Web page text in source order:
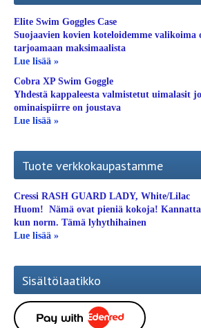
Elite Swim Goggles Case
Suojaavien kovien koteloidemme valikoima
tarjoamaan maksimaalista
Lue lisää »
Cobra XP Swim Goggle
Yhdestä kappaleesta valmistetut uimalasit
ominaispiirre on joustava
Lue lisää »
Tuote verkkokaupastamme
Cressi RASH GUARD LADY, White/Lilac
Huom! Nämä ovat pieniä kokoja!
kun norm. Tämä lyhythihainen
Lue lisää »
Sisältölaatikko